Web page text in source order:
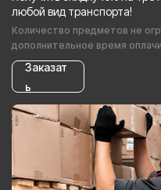
любой вид транспорта!
Количество предметов не
дополнительное время
Заказат
ь